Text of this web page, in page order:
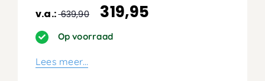
v.a.:639,90 319,95
Op voorraad
Lees meer…